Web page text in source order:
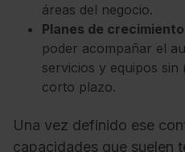
áreas del negocio.
Planes de
poder acompañar el
servicios y equipos
corto plazo.
Una vez definido ese
capacidades que suelen